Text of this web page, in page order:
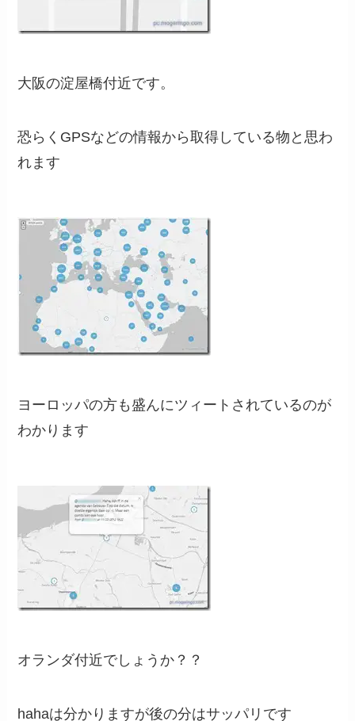
大阪の淀屋橋付近です。
恐らくGPSなどの情報から取得している物と思わ
れます
ヨーロッパの方も盛んにツィートされているのが
わかります
オランダ付近でしょうか？？
hahaは分かりますが後の分はサッパリです